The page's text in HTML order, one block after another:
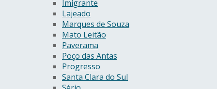
Imigrante
Lajeado
Marques de Souza
Mato Leitão
Paverama
Poço das Antas
Progresso
Santa Clara do Sul